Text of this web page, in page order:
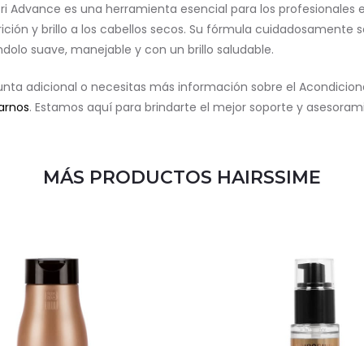
Advance es una herramienta esencial para los profesionales
y brillo a los cabellos secos. Su fórmula cuidadosamente
suave, manejable y con un brillo saludable.
adicional o necesitas más información sobre el
. Estamos aquí para brindarte el mejor soporte y
MÁS PRODUCTOS HAIRSSIME